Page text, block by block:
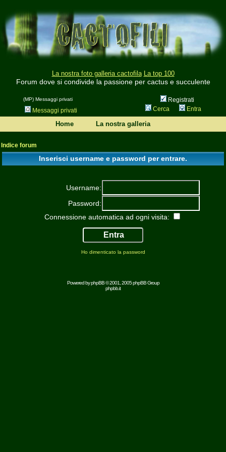
La nostra foto galleria cactofila La top 100
Forum dove si condivide la passione per cactus e succulente
(MP) Messaggi privati
Registrati
Messaggi privati
Cerca Entra
Home La nostra galleria
Indice forum
Inserisci username e password per entrare.
Username:
Password:
Connessione automatica ad ogni visita:
Ho dimenticato la password
Powered byphpBB© 2001, 2005 phpBB Group
phpbb.it